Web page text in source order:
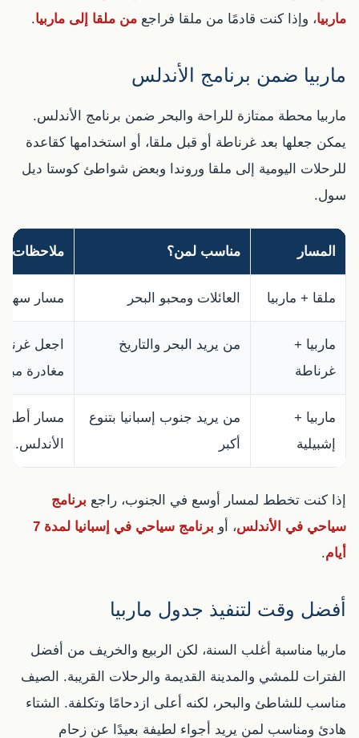
ماربيا، وإذا كنت قادمًا من ملقا فراجع من ملقا إلى ماربيا.
ماربيا ضمن برنامج الأندلس
ماربيا محطة ممتازة للراحة والبحر ضمن برنامج الأندلس.
يمكن جعلها بعد غرناطة أو قبل ملقا، أو استخدامها كقاعدة
للرحلات اليومية إلى ملقا وروندا وبعض شواطئ كوستا ديل
سول.
المسار مناسب لمن؟ ملاحظات
ملقا + ماربيا العائلات ومحبو البحر مسار سهل
ماربيا +
غرناطة
من يريد البحر والتاريخ
اجعل
مغادرة
ماربيا +
إشبيلية
من يريد جنوب إسبانيا بتنوع
أكبر
الأندلس.
إذا كنت تخطط لمسار أوسع في الجنوب، راجع برنامج
سياحي في الأندلس، أو
برنامج سياحي في إسبانيا لمدة 7
أيام.
أفضل وقت لتنفيذ جدول ماربيا
ماربيا مناسبة أغلب السنة، لكن الربيع والخريف من أفضل
الفترات للمشي والمدينة القديمة والرحلات القريبة. الصيف
مناسب للشاطئ والبحر، لكنه أعلى ازدحامًا وتكلفة. الشتاء
هادئ ومناسب لمن يريد أجواء لطيفة بعيدًا عن زحام